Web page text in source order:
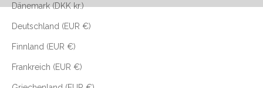
Dänemark (DKK kr.)
Deutschland (EUR €)
Finnland (EUR €)
Frankreich (EUR €)